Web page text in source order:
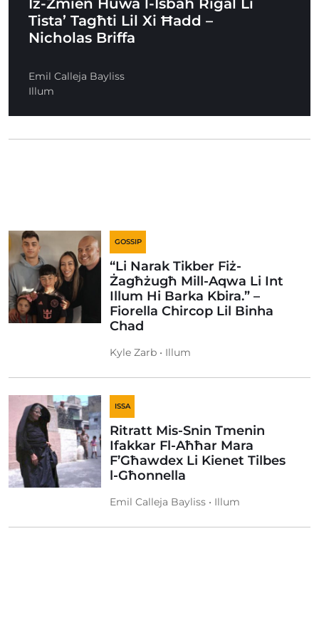
Iż-Żmien Huwa l-Isbaħ Rigal Li
Tista’ Tagħti Lil Xi Ħadd –
Nicholas Briffa
Emil Calleja Bayliss
Illum
GOSSIP
“Li Narak Tikber Fiż-
Żagħżugħ Mill-Aqwa Li Int
Illum Hi Barka Kbira.” –
Fiorella Chircop Lil Binha
Chad
Kyle Zarb • Illum
ISSA
Ritratt Mis-Snin Tmenin
Ifakkar Fl-Aħħar Mara
F’Għawdex Li Kienet Tilbes
l-Għonnella
Emil Calleja Bayliss • Illum